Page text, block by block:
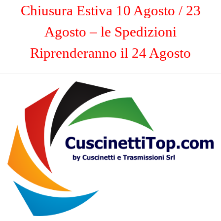
Chiusura Estiva 10 Agosto / 23
Agosto – le Spedizioni
Riprenderanno il 24 Agosto